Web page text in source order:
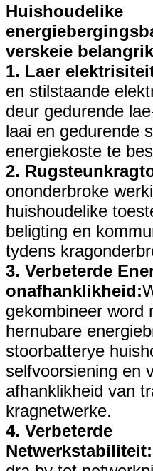
Huishoudelike
verskeie
1. Laer
en stilstaande
deur gedurende
laai en gedurende
energiekoste te
2.
ononderbroke
huishoudelike
beligting en
tydens
3. Verbeterde
onafhanklikheid:
gekombineer word
hernubare
stoorbatterye
selfvoorsiening en
afhanklikheid van
kragnetwerke.
4. Verbeterde
Netwerkstabiliteit: